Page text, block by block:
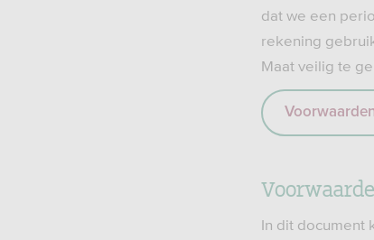
dat we een
rekening
Maat veilig te
In dit document